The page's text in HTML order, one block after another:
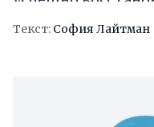
Текст: София Лайтман